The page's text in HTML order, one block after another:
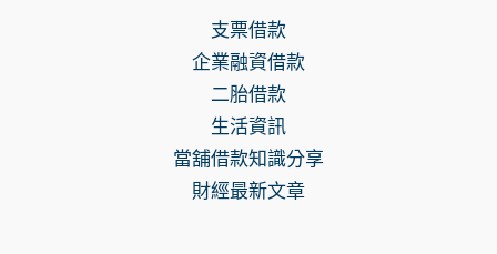
支票借款
企業融資借款
二胎借款
生活資訊
當舖借款知識分享
財經最新文章